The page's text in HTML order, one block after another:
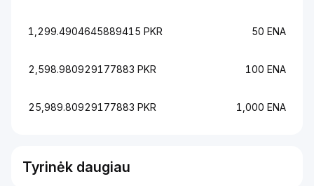
1,299.4904645889415 PKR 50 ENA
2,598.980929177883 PKR 100 ENA
25,989.80929177883 PKR 1,000 ENA
Tyrinėk daugiau